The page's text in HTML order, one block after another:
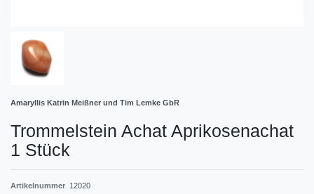
Amaryllis Katrin Meißner und Tim Lemke GbR
Trommelstein Achat Aprikosenachat
1 Stück
Artikelnummer 12020